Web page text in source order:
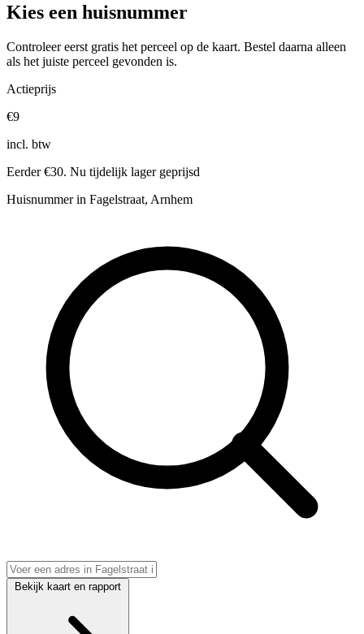
Kies een huisnummer
Controleer eerst gratis het perceel op de kaart. Bestel daarna alleen
als het juiste perceel gevonden is.
Actieprijs
€9
incl. btw
Eerder €30. Nu tijdelijk lager geprijsd
Huisnummer in Fagelstraat, Arnhem
Bekijk kaart en rapport